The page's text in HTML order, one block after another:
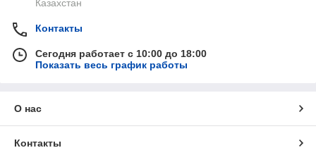
Казахстан
Контакты
Сегодня работает с 10:00 до 18:00
Показать весь график работы
О нас
Контакты